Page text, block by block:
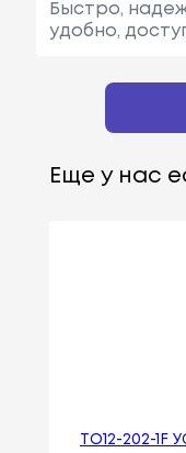
Быстро,
удобно,
Еще у нас
TO12-202-